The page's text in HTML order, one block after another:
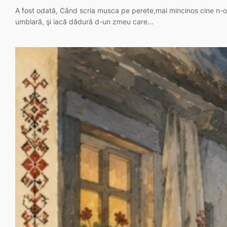
A fost odată, Când scria musca pe perete,mai mincinos cine
umblară, şi iacă dădură d-un zmeu care…